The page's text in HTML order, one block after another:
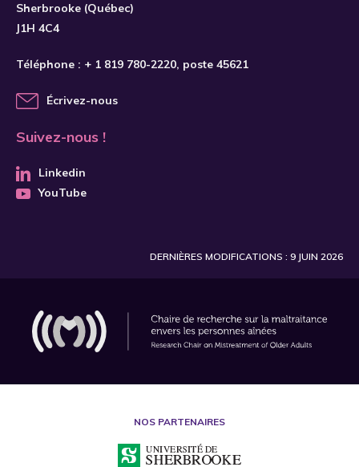
Sherbrooke (Québec)
J1H 4C4
Téléphone : + 1 819 780-2220, poste 45621
Écrivez-nous
Suivez-nous !
Linkedin
YouTube
DERNIÈRES MODIFICATIONS : 9 JUIN 2026
NOS PARTENAIRES